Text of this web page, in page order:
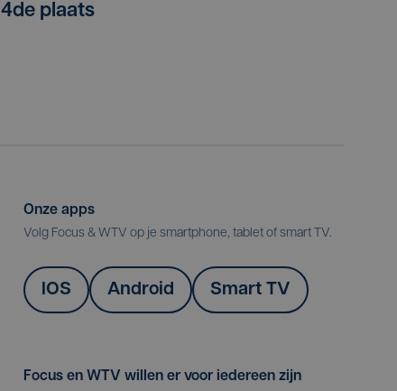
4de plaats
Onze apps
Volg Focus & WTV op je smartphone, tablet of smart TV.
IOS Android Smart TV
Focus en WTV willen er voor iedereen zijn